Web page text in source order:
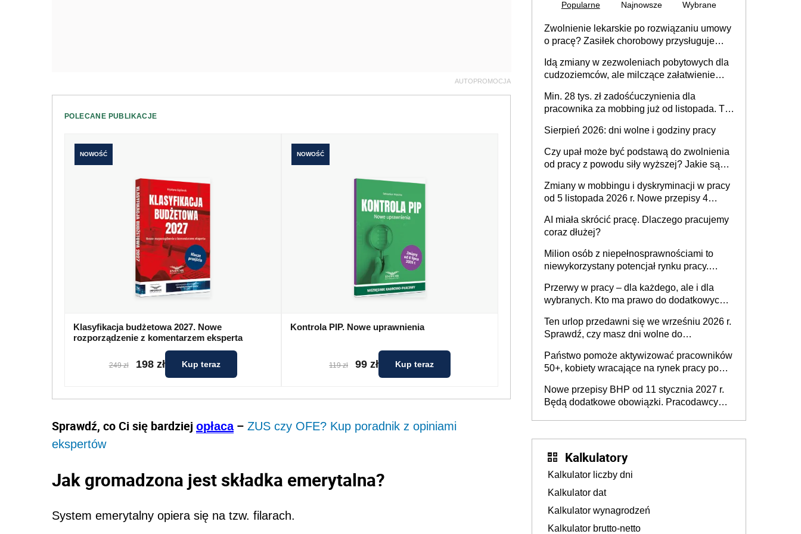
AUTOPROMOCJA
POLECANE PUBLIKACJE
NOWOŚĆ
Klasyfikacja budżetowa 2027. Nowe
rozporządzenie z komentarzem eksperta
249 zł 198 zł Kup teraz
NOWOŚĆ
Kontrola PIP. Nowe uprawnienia
119 zł 99 zł Kup teraz
Sprawdź, co Ci się bardziej opłaca– ZUS czy OFE? Kup poradnik z opiniami
ekspertów
Jak gromadzona jest składka emerytalna?
System emerytalny opiera się na tzw. filarach.
Popularne Najnowsze Wybrane
Zwolnienie lekarskie po rozwiązaniu umowy
o pracę? Zasiłek chorobowy przysługuje
dni od ustania stosunku pracy
Idą zmiany w zezwoleniach pobytowych dla
cudzoziemców, ale milczące załatwienie
Min. 28 tys. zł zadośćuczynienia dla
pracownika za mobbing już od listopada. To
zespołu
Sierpień 2026: dni wolne i godziny pracy
Czy upał może być podstawą do zwolnienia
od pracy z powodu siły wyższej? Jakie są
Zmiany w mobbingu i dyskryminacji w pracy
od 5 listopada 2026 r. Nowe przepisy 4
Ustaw
AI miała skrócić pracę. Dlaczego pracujemy
coraz dłużej?
Milion osób z niepełnosprawnościami to
niewykorzystany potencjał rynku pracy.
dofinansowań czy refundacji, ale bariery po
stronie systemu i świadomości
pracodawców [WYWIAD]
Przerwy w pracy – dla każdego, ale i dla
wybranych. Kto ma prawo do dodatkowych
Ten urlop przedawni się we wrześniu 2026 r.
Sprawdź, czy masz dni wolne do
Państwo pomoże aktywizować pracowników
50+, kobiety wracające na rynek pracy po
osoby neuroatypowe. Powstanie Fundusz
na rzecz Inkluzywności w Zatrudnianiu?
Nowe przepisy BHP od 11 stycznia 2027 r.
Będą dodatkowe obowiązki. Pracodawcy
Kalkulatory
Kalkulator liczby dni
Kalkulator dat
Kalkulator wynagrodzeń
Kalkulator brutto-netto